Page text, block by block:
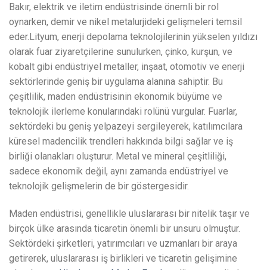
Bakır, elektrik ve iletim endüstrisinde önemli bir rol
oynarken, demir ve nikel metalurjideki gelişmeleri temsil
eder.Lityum, enerji depolama teknolojilerinin yükselen yıldızı
olarak fuar ziyaretçilerine sunulurken, çinko, kurşun, ve
kobalt gibi endüstriyel metaller, inşaat, otomotiv ve enerji
sektörlerinde geniş bir uygulama alanına sahiptir. Bu
çeşitlilik, maden endüstrisinin ekonomik büyüme ve
teknolojik ilerleme konularındaki rolünü vurgular. Fuarlar,
sektördeki bu geniş yelpazeyi sergileyerek, katılımcılara
küresel madencilik trendleri hakkında bilgi sağlar ve iş
birliği olanakları oluşturur. Metal ve mineral çeşitliliği,
sadece ekonomik değil, aynı zamanda endüstriyel ve
teknolojik gelişmelerin de bir göstergesidir.
Maden endüstrisi, genellikle uluslararası bir nitelik taşır ve
birçok ülke arasında ticaretin önemli bir unsuru olmuştur.
Sektördeki şirketleri, yatırımcıları ve uzmanları bir araya
getirerek, uluslararası iş birlikleri ve ticaretin gelişimine